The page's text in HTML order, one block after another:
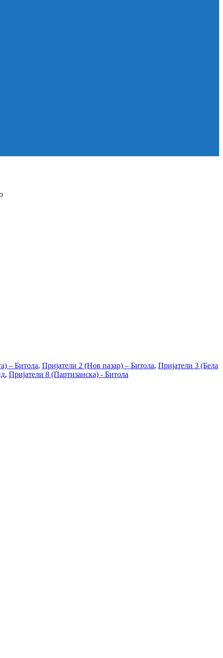
– Битола, Пријатели 2 (Нов пазар) – Битола, Пријатели 3 (Бела
, Пријатели 8 (Партизанска) - Битола